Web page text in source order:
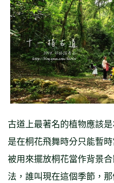
古道上最著名的植物應該
是在桐花飛舞時分只能暫
被用來擺放桐花當作背景
法，誰叫現在這個季節，